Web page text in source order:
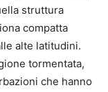
struttura
compatta
alte latitudini.
tormentata,
che hanno